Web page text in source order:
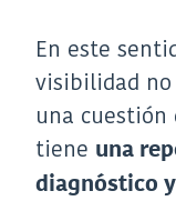
En este
visibilidad
una cuestión
tiene una
diagnóstico